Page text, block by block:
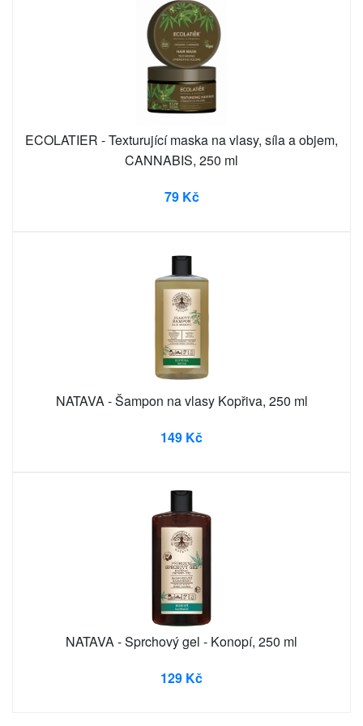
ECOLATIER - Texturující maska ​​na vlasy, síla a objem,
CANNABIS, 250 ml
79 Kč
NATAVA - Šampon na vlasy Kopřiva, 250 ml
149 Kč
NATAVA - Sprchový gel - Konopí, 250 ml
129 Kč